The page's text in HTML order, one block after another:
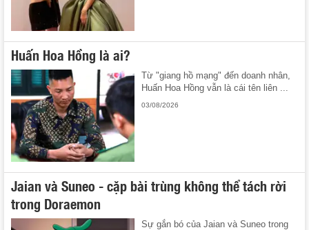
Huấn Hoa Hồng là ai?
Từ "giang hồ mạng" đến doanh nhân,
Huấn Hoa Hồng vẫn là cái tên liên ...
03/08/2026
Jaian và Suneo - cặp bài trùng không thể tách rời
trong Doraemon
Sự gắn bó của Jaian và Suneo trong